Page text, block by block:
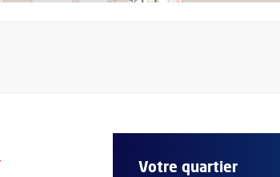
Votre quartier